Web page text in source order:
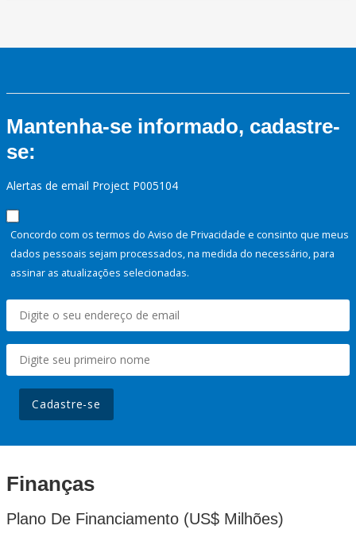
Mantenha-se informado, cadastre-
se:
Alertas de email Project P005104
Concordo com os termos do Aviso de Privacidade e consinto que meus
dados pessoais sejam processados, na medida do necessário, para
assinar as atualizações selecionadas.
Cadastre-se
Finanças
Plano De Financiamento (US$ Milhões)